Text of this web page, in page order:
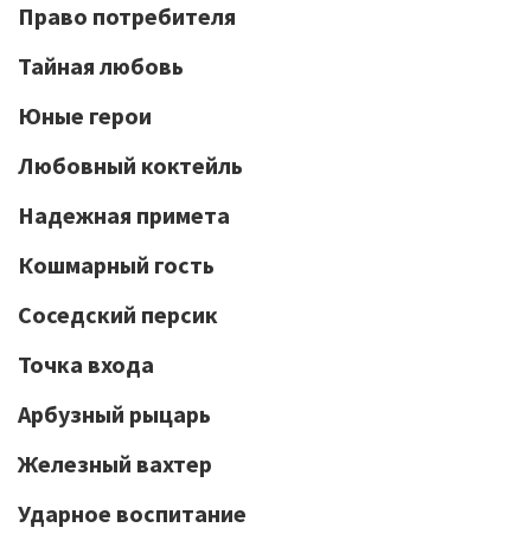
Право потребителя
Тайная любовь
Юные герои
Любовный коктейль
Надежная примета
Кошмарный гость
Соседский персик
Точка входа
Арбузный рыцарь
Железный вахтер
Ударное воспитание